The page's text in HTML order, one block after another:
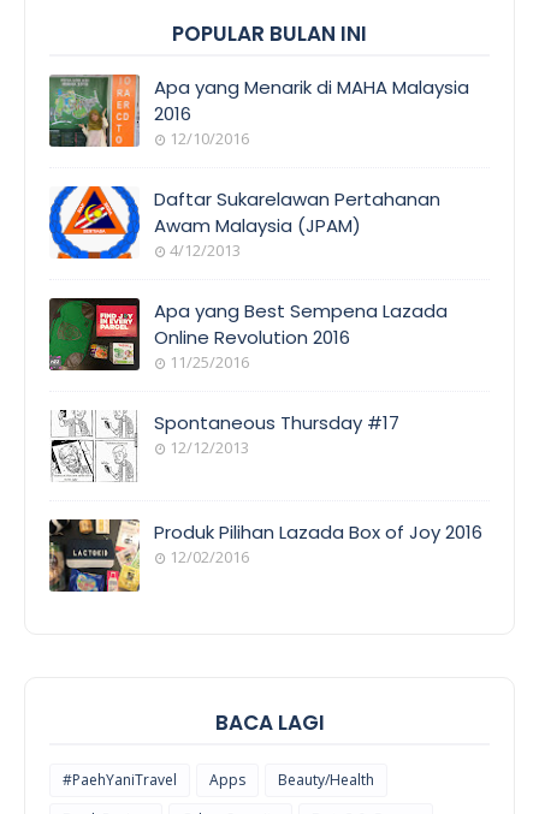
POPULAR BULAN INI
COVERAGE
Apa yang Menarik di MAHA Malaysia
2016
12/10/2016
AWAM
Daftar Sukarelawan Pertahanan
Awam Malaysia (JPAM)
4/12/2013
COVERAGE
Apa yang Best Sempena Lazada
Online Revolution 2016
11/25/2016
E
Spontaneous Thursday #17
12/12/2013
Produk Pilihan Lazada Box of Joy 2016
12/02/2016
BACA LAGI
#PaehYaniTravel Apps
Beauty/Health